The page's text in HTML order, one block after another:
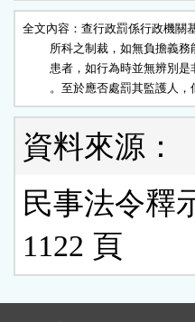
全文內容：查行政罰係行政機關
所科之制裁，如無負擔
患者，如行為時並無辨
。至於應否處罰其監護
資料來源：
民事法令釋
1122 頁